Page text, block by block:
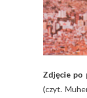
Zdjęcie po
(czyt.